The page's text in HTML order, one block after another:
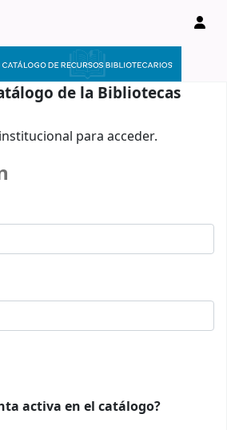
de la Bibliotecas
para acceder.
activa en el catálogo?